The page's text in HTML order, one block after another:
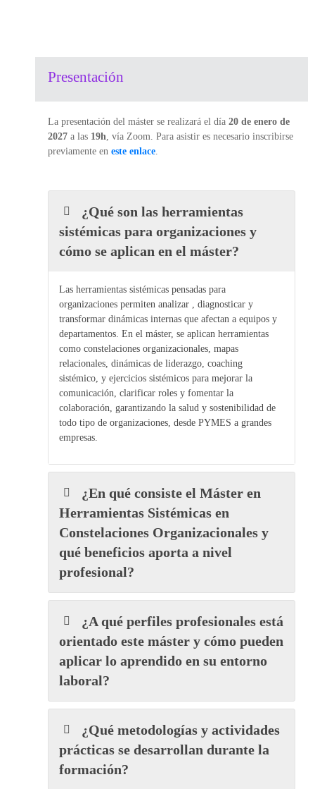
Presentación
La presentación del máster se realizará el día 20 de enero de
2027 a las 19h , vía Zoom. Para asistir es necesario inscribirse
previamente en este enlace
¿Qué son las herramientas
sistémicas para organizaciones y
cómo se aplican en el máster?
Las herramientas sistémicas pensadas para
organizaciones permiten analizar , diagnosticar y
transformar dinámicas internas que afectan a equipos y
departamentos. En el máster, se aplican herramientas
como constelaciones organizacionales, mapas
relacionales, dinámicas de liderazgo, coaching
sistémico, y ejercicios sistémicos para mejorar la
comunicación, clarificar roles y fomentar la
colaboración, garantizando la salud y sostenibilidad de
todo tipo de organizaciones, desde PYMES a grandes
empresas.
¿En qué consiste el Máster en
Herramientas Sistémicas en
Constelaciones Organizacionales y
qué beneficios aporta a nivel
profesional?
¿A qué perfiles profesionales está
orientado este máster y cómo pueden
aplicar lo aprendido en su entorno
laboral?
¿Qué metodologías y actividades
prácticas se desarrollan durante la
formación?